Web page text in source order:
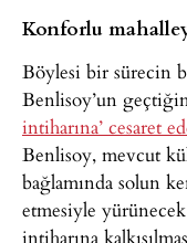
Konforlu
Böylesi bir sürecin
Benlisoy’un
intiharına’ cesaret
Benlisoy, mevcut
bağlamında solun
etmesiyle
intiharına